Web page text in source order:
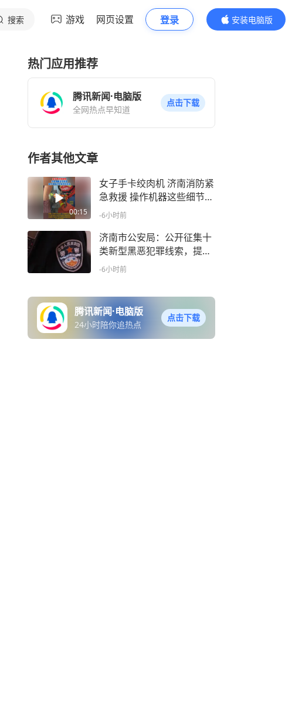
搜索 游戏 网页设置 登录
安装电脑版
内容更精彩
热门应用推荐
腾讯新闻·电脑版
全网热点早知道
点击下载
作者其他文章
00:15
女子手卡绞肉机 济南消防紧
急救援 操作机器这些细节别
忽视
-6小时前
济南市公安局：公开征集十
类新型黑恶犯罪线索，提倡
实名举报，落实线索保密、
-6小时前
腾讯新闻·电脑版
24小时陪你追热点
点击下载